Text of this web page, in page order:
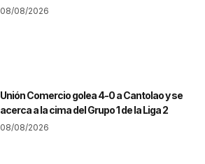
08/08/2026
Unión Comercio golea 4-0 a Cantolao y se
acerca a la cima del Grupo 1 de la Liga 2
08/08/2026